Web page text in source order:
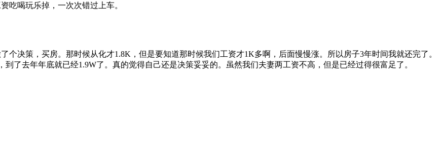
喝玩乐掉，一次次错过上车。
个决策，买房。那时候从化才1.8K，但是要知道那时候我们工资才1K多啊，后面慢慢涨。所以房子3年时间我就还完了。
了去年年底就已经1.9W了。真的觉得自己还是决策妥妥的。虽然我们夫妻两工资不高，但是已经过得很富足了。